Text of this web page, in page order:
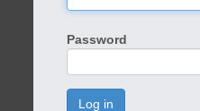
Password